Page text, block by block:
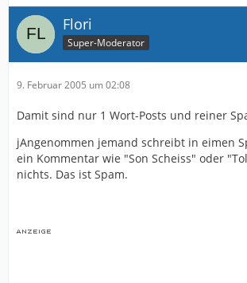
Flori
Super-Moderator
9. Februar 2005 um 02:08
Damit sind nur 1 Wort-Posts und reiner
jAngenommen jemand schreibt in eimen
ein Kommentar wie "Son Scheiss" oder
nichts. Das ist Spam.